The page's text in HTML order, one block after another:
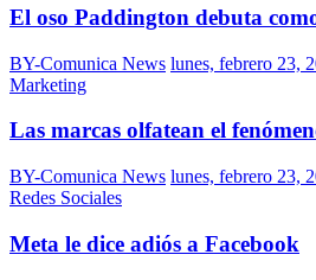
El oso Paddington debuta
BY-Comunica News lunes, febrero 23,
Marketing
Las marcas olfatean el
BY-Comunica News lunes, febrero 23,
Redes Sociales
Meta le dice adiós a Facebook